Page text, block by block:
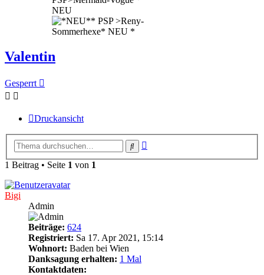
Valentin
Gesperrt
Druckansicht
Suche
1 Beitrag • Seite 1 von 1
Bigi
Admin
Beiträge: 624
Registriert: Sa 17. Apr 2021, 15:14
Wohnort: Baden bei Wien
Danksagung erhalten: 1 Mal
Kontaktdaten: